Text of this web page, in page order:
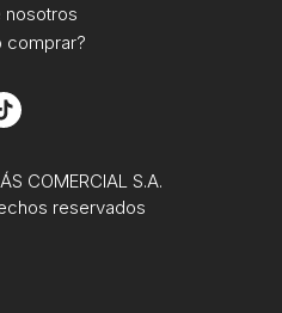
nosotros
comprar?
COMERCIAL S.A.
reservados